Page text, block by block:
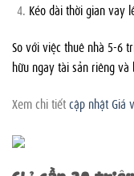
Kéo dài thời gian vay
So với việc thuê nhà 5-6
hữu ngay tài sản riêng
Xem chi tiếtcập nhật Giá